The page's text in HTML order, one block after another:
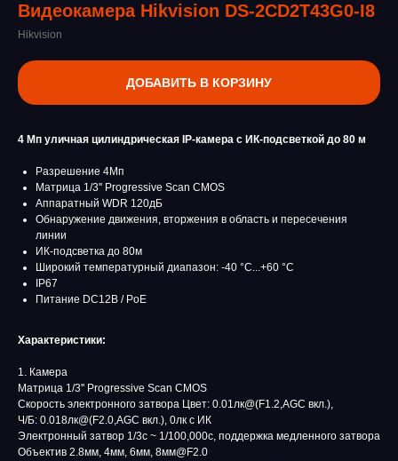
Видеокамера Hikvision DS-2CD2T43G0-I8
Hikvision
ДОБАВИТЬ В КОРЗИНУ
4 Мп уличная цилиндрическая IP-камера с ИК-подсветкой до 80 м
Разрешение 4Мп
Матрица 1/3'' Progressive Scan CMOS
Аппаратный WDR 120дБ
Обнаружение движения, вторжения в область и пересечения
линии
ИК-подсветка до 80м
Широкий температурный диапазон: -40 °C...+60 °C
IP67
Питание DC12В / PoE
Характеристики:
1. Камера
Матрица 1/3'' Progressive Scan CMOS
Скорость электронного затвора Цвет: 0.01лк@(F1.2,AGC вкл.),
Ч/Б: 0.018лк@(F2.0,AGC вкл.), 0лк с ИК
Электронный затвор 1/3с ~ 1/100,000с, поддержка медленного затвора
Объектив 2.8мм, 4мм, 6мм, 8мм@F2.0